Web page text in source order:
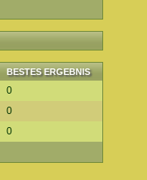
BESTES ERGEBNIS
0
0
0